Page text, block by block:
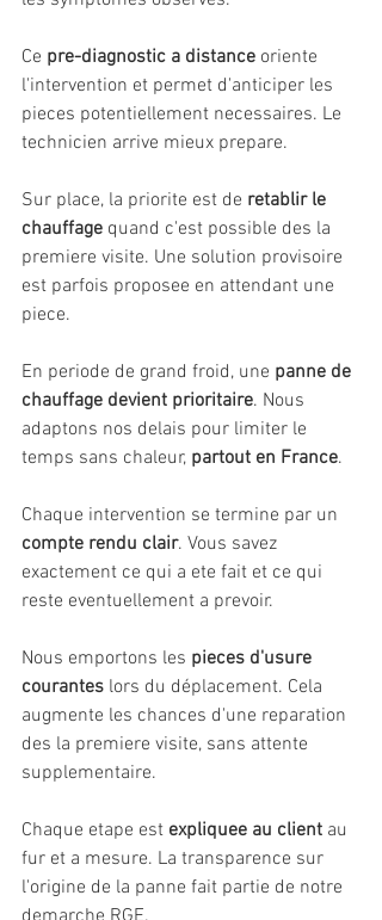
Ce pre-diagnostic a distance oriente
l'intervention et permet d'anticiper les
pieces potentiellement necessaires. Le
technicien arrive mieux prepare.
Sur place, la priorite est de retablir le
chauffage quand c'est possible des la
premiere visite. Une solution provisoire
est parfois proposee en attendant une
piece.
En periode de grand froid, une panne de
chauffage devient prioritaire. Nous
adaptons nos delais pour limiter le
temps sans chaleur, partout en France.
Chaque intervention se termine par un
compte rendu clair. Vous savez
exactement ce qui a ete fait et ce qui
reste eventuellement a prevoir.
Nous emportons les pieces d'usure
courantes lors du déplacement. Cela
augmente les chances d'une reparation
des la premiere visite, sans attente
supplementaire.
Chaque etape est expliquee au client au
fur et a mesure. La transparence sur
l'origine de la panne fait partie de notre